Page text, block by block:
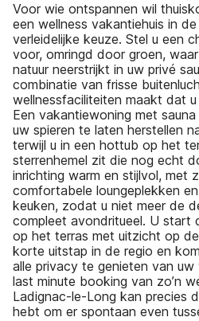
Voor wie ontspannen wil
een wellness vakantiehuis in
verleidelijke keuze. Stel u een
voor, omringd door groen,
natuur neerstrijkt in uw privé
combinatie van frisse
wellnessfaciliteiten maakt dat
Een vakantiewoning met
uw spieren te laten herstellen
terwijl u in een hottub op het
sterrenhemel zit die nog echt
inrichting warm en stijlvol, met
comfortabele loungeplekken
keuken, zodat u niet meer de
compleet avondritueel. U start
op het terras met uitzicht op
korte uitstap in de regio en
alle privacy te genieten van uw
last minute booking van zo’n
Ladignac-le-Long kan precies
hebt om er spontaan even